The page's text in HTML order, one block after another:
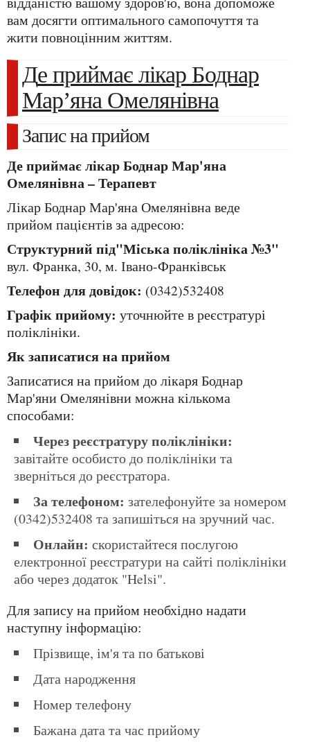
вам досягти оптимального самопочуття та
жити повноцінним життям.
Де приймає лікар Боднар
Мар’яна Омелянівна
Запис на прийом
Де приймає лікар Боднар Мар'яна
Омелянівна – Терапевт
Лікар Боднар Мар'яна Омелянівна веде
прийом пацієнтів за адресою:
Структурний під"Міська поліклініка №3"
вул. Франка, 30, м. Івано-Франківськ
Телефон для довідок: (0342)532408
Графік прийому: уточнюйте в реєстратурі
поліклініки.
Як записатися на прийом
Записатися на прийом до лікаря Боднар
Мар'яни Омелянівни можна кількома
способами:
Через реєстратуру поліклініки:
завітайте особисто до поліклініки та
зверніться до реєстратора.
За телефоном: зателефонуйте за номером
(0342)532408 та запишіться на зручний час.
Онлайн: скористайтеся послугою
електронної реєстратури на сайті поліклініки
або через додаток "Helsi".
Для запису на прийом необхідно надати
наступну інформацію:
Прізвище, ім'я та по батькові
Дата народження
Номер телефону
Бажана дата та час прийому